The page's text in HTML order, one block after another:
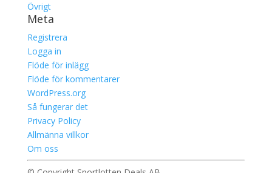
Övrigt
Meta
Registrera
Logga in
Flöde för inlägg
Flöde för kommentarer
WordPress.org
Så fungerar det
Privacy Policy
Allmänna villkor
Om oss